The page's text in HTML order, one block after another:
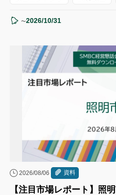
〜2026/10/31
2026/08/06 資料
【注目市場レポート】照